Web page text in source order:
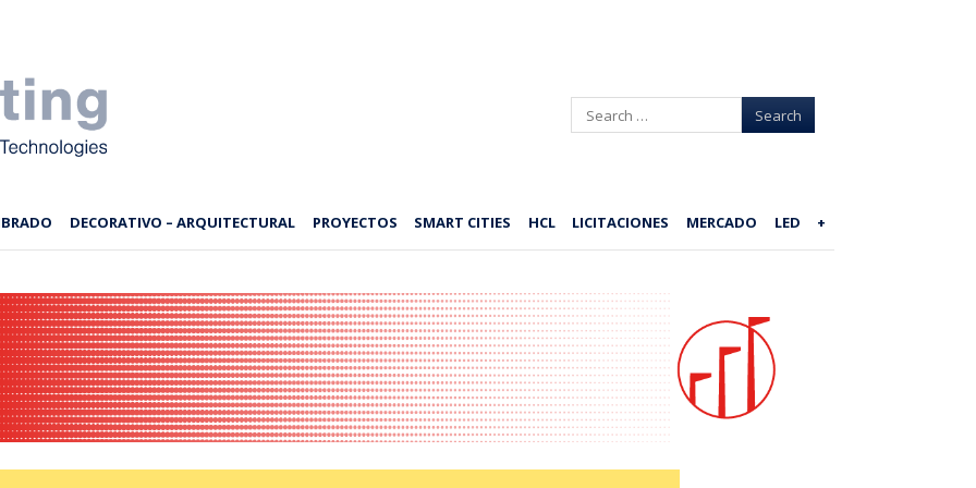
Search
DECORATIVO – ARQUITECTURAL PROYECTOS SMART CITIES HCL LICITACIONES MERCADO LED +